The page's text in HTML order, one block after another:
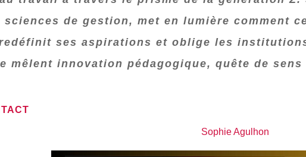
sciences de gestion, met en lumière comment
ses aspirations et oblige les
mêlent innovation pédagogique, quête de
Sophie Agulhon